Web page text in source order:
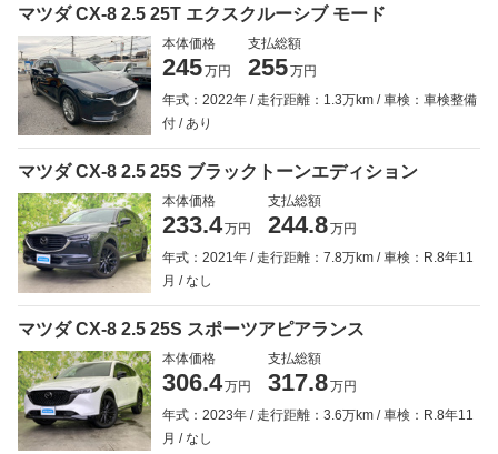
マツダ CX-8 2.5 25T エクスクルーシブ モード
本体価格
245万円
支払総額
255万円
年式：2022年
走行距離：1.3万km
車検：車検整備
付
あり
マツダ CX-8 2.5 25S ブラックトーンエディション
本体価格
233.4万円
支払総額
244.8万円
年式：2021年
走行距離：7.8万km
車検：R.8年11
月
なし
マツダ CX-8 2.5 25S スポーツアピアランス
本体価格
306.4万円
支払総額
317.8万円
年式：2023年
走行距離：3.6万km
車検：R.8年11
月
なし